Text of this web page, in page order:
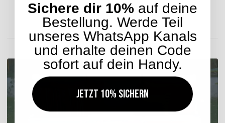
Lieferzeit: ca. 2-4 Werktage
ENTDECKEN SIE UNSER SORTIMENT
Sichere dir 10% auf deine
Bestellung. Werde Teil
unseres WhatsApp Kanals
und erhalte deinen Code
sofort auf dein Handy.
Jetzt 10% sichern